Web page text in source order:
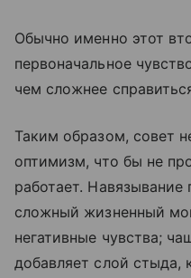
Обычно именно этот
первоначальное
чем сложнее
Таким образом, совет
оптимизм, что бы не
работает. Навязывание
сложный жизненный
негативные чувства;
добавляет слой стыда,